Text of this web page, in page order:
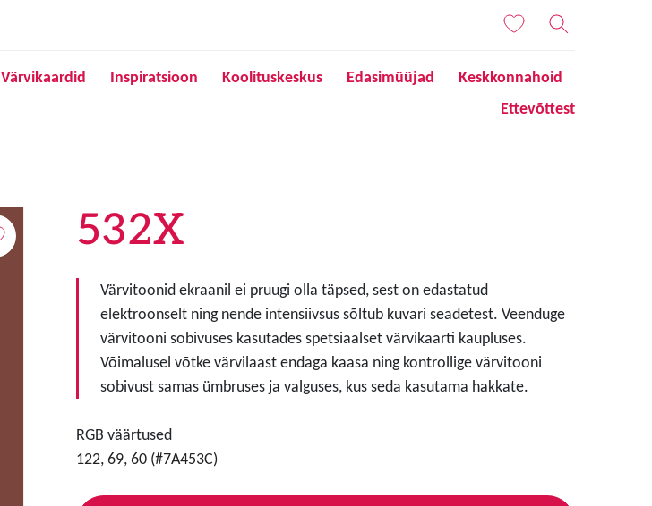
Värvikaardid Inspiratsioon Koolituskeskus Edasimüüjad
Keskkonnahoid
Ettevõttest
532X
Värvitoonid ekraanil ei pruugi olla täpsed, sest on edastatud
elektroonselt ning nende intensiivsus sõltub kuvari seadetest. Veenduge
värvitooni sobivuses kasutades spetsiaalset värvikaarti kaupluses.
Võimalusel võtke värvilaast endaga kaasa ning kontrollige värvitooni
sobivust samas ümbruses ja valguses, kus seda kasutama hakkate.
RGB väärtused
122, 69, 60 (#7A453C)